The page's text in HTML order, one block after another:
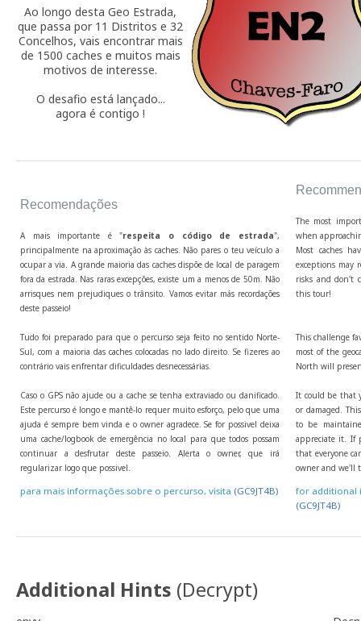
Ao longo desta Geo Estrada,
que passa por 11 Distritos e 32
Concelhos, vais encontrar mais
de 1500 caches e muitos mais
motivos de interesse.
O desafio está lançado...
agora é contigo !
Recomendações
A mais importante é "respeita o código de estrada",
principalmente na aproximação às caches. Não pares o teu veículo a
ocupar a via. A grande maioria das caches dispõe de local de paragem
fora da estrada. Nas raras excepções, existe um a menos de 50m. Não
arrisques nem prejudiques o trânsito. Vamos evitar más recordações
deste passeio!
Tudo foi preparado para que o percurso seja feito no sentido Norte-
Sul, com a maioria das caches colocadas no lado direito. Se fizeres ao
contrário vais enfrentar dificuldades desnecessárias.
Caso o GPS não ajude ou a cache se tenha extraviado ou danificado.
Este percurso é longo e mantê-lo requer muito esforço, pelo que uma
ajuda é sempre bem vinda e o owner agradece. Se for possivel deixa
uma cache/logbook de emergência no local para que todos possam
continuar a desfrutar deste passeio. Alerta o owner, que irá
regularizar logo que possivel.
para mais informações sobre o percurso, visita (GC9JT4B)
The most
when
Most caches
exceptions
risks and don't
this tour!
This challenge
most of the
North will
It could be that
or damaged.
to be
appreciate it. If
that everyone
owner and we'll
for additional
(GC9JT4B)
Additional Hints (Decrypt)